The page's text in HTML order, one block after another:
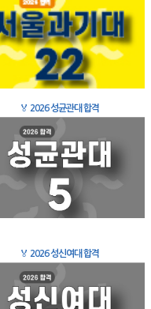
🏅 2026 성균관대 합격
🏅 2026 성신여대 합격